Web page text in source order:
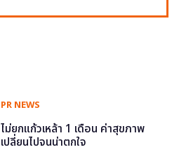
PR NEWS
ไม่ยกแก้วเหล้า 1 เดือน ค่าสุขภาพ
เปลี่ยนไปจนน่าตกใจ